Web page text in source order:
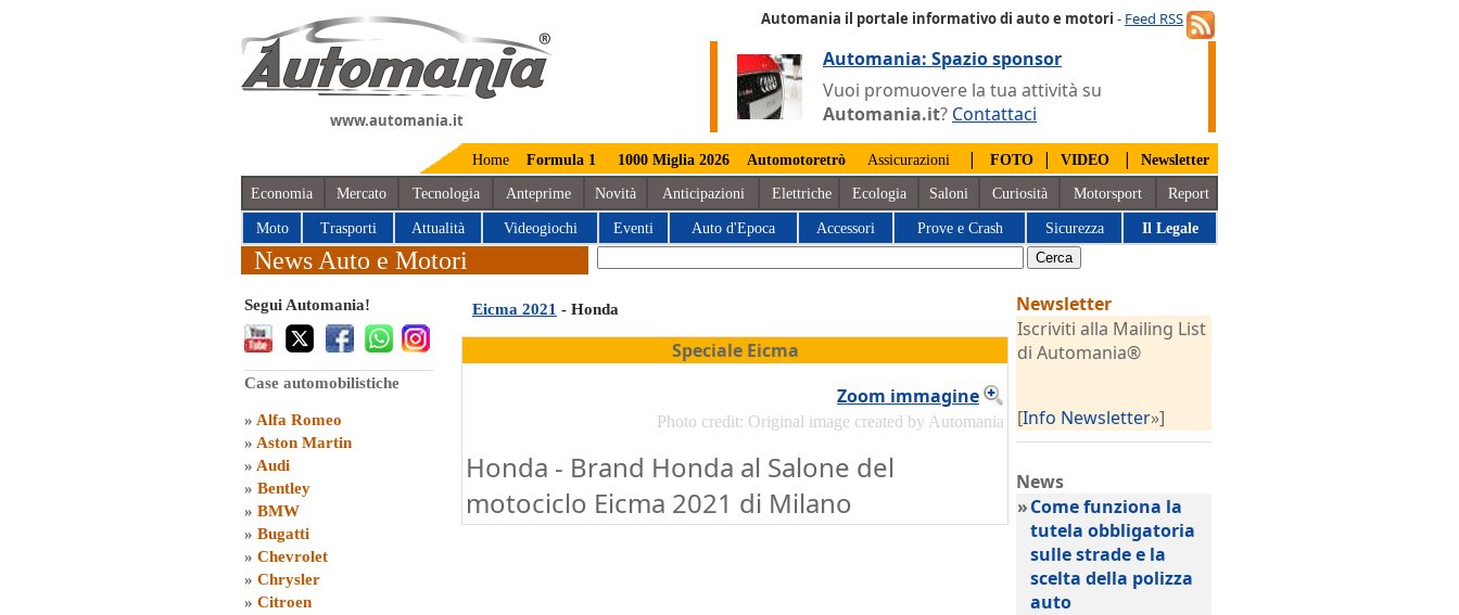
www.automania.it
Automania il portale informativo di auto e motori - Feed RSS
Automania: Spazio sponsor
Vuoi promuovere la tua attività su
Automania.it? Contattaci
Home Formula 1 1000 Miglia 2026 Automotoretrò Assicurazioni | FOTO | VIDEO | Newsletter
Economia Mercato Tecnologia Anteprime Novità Anticipazioni Elettriche Ecologia Saloni Curiosità Motorsport Report
Moto Trasporti Attualità Videogiochi Eventi Auto d'Epoca Accessori Prove e Crash Sicurezza Il Legale
News Auto e Motori
Segui Automania!
Case automobilistiche
» Alfa Romeo
» Aston Martin
» Audi
» Bentley
» BMW
» Bugatti
» Chevrolet
» Chrysler
» Citroen
Eicma 2021 - Honda
Speciale Eicma
Zoom immagine
Photo credit: Original image created by Automania
Honda - Brand Honda al Salone del
motociclo Eicma 2021 di Milano
Newsletter
Iscriviti alla Mailing List
di Automania®
[Info Newsletter»]
News
»Come funziona la
tutela obbligatoria
sulle strade e la
scelta della polizza
auto